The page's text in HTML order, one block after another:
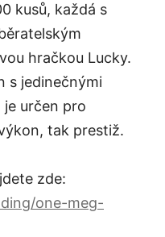
kusů, každá s
hračkou Lucky.
s jedinečnými
určen pro
tak prestiž.
zde:
one-meg-